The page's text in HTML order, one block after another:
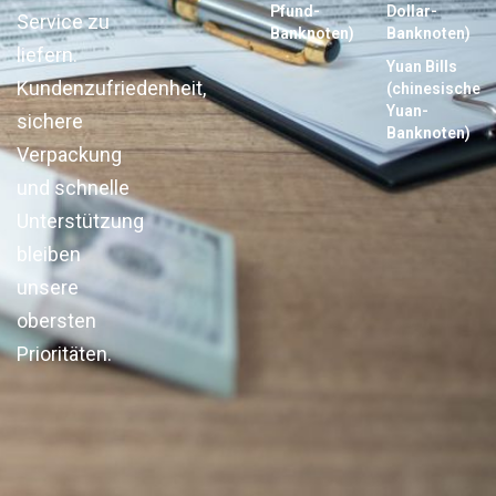
Service zu
liefern.
Kundenzufriedenheit,
sichere
Verpackung
und schnelle
Unterstützung
bleiben
unsere
obersten
Prioritäten.
Pfund-
Banknoten)
Dollar-
Banknoten)
Yuan Bills
(chinesische
Yuan-
Banknoten)